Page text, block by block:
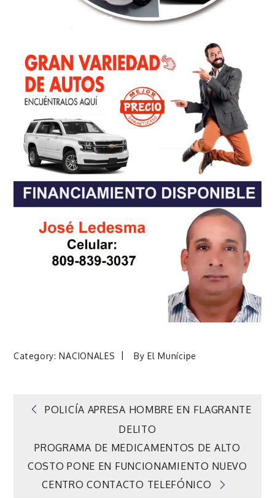
Category:NACIONALES ByEl Munícipe
Navegación
de
entradas
POLICÍA APRESA HOMBRE EN FLAGRANTE
DELITO
PROGRAMA DE MEDICAMENTOS DE ALTO
COSTO PONE EN FUNCIONAMIENTO NUEVO
CENTRO CONTACTO TELEFÓNICO